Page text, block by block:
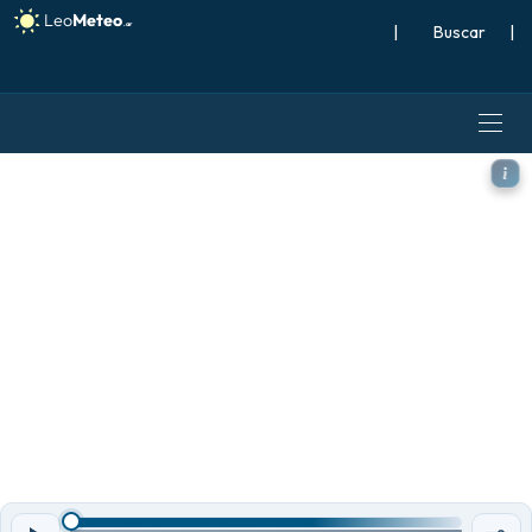
| |
GFS modelo - Sudeste